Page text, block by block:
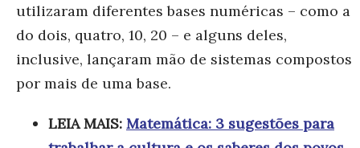
utilizaram diferentes bases numéricas – como a
do dois, quatro, 10, 20 – e alguns deles,
inclusive, lançaram mão de sistemas compostos
por mais de uma base.
LEIA MAIS: Matemática: 3 sugestões para